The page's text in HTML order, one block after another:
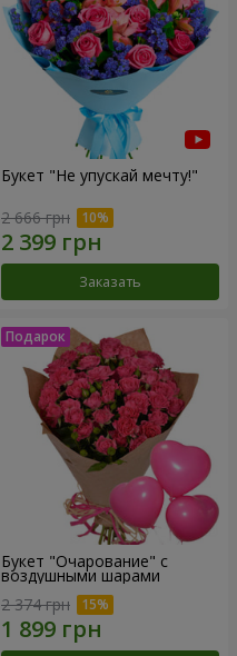
Букет "Не упускай мечту!"
2 666 грн
Заказать
Букет "Очарование" с
воздушными шарами
2 374 грн